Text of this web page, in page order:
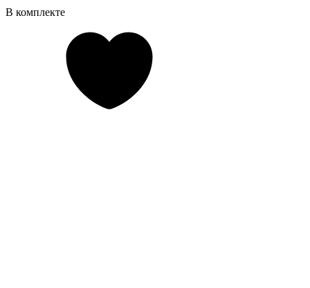
В комплекте